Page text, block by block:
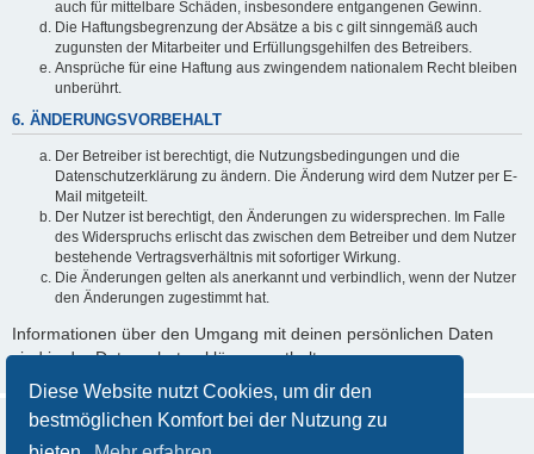
Diese Website nutzt Cookies, um dir den
bestmöglichen Komfort bei der Nutzung zu
auch für mittelbare Schäden, insbesondere entgangenen Gewinn.
Die Haftungsbegrenzung der Absätze a bis c gilt sinngemäß auch
zugunsten der Mitarbeiter und Erfüllungsgehilfen des Betreibers.
Ansprüche für eine Haftung aus zwingendem nationalem Recht bleiben
unberührt.
6. ÄNDERUNGSVORBEHALT
Der Betreiber ist berechtigt, die Nutzungsbedingungen und die
Datenschutzerklärung zu ändern. Die Änderung wird dem Nutzer per E-
Mail mitgeteilt.
Der Nutzer ist berechtigt, den Änderungen zu widersprechen. Im Falle
des Widerspruchs erlischt das zwischen dem Betreiber und dem Nutzer
bestehende Vertragsverhältnis mit sofortiger Wirkung.
Die Änderungen gelten als anerkannt und verbindlich, wenn der Nutzer
den Änderungen zugestimmt hat.
Informationen über den Umgang mit deinen persönlichen Daten
sind in der Datenschutzerklärung enthalten.